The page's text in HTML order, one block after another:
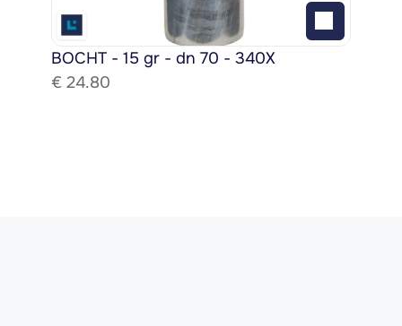
BOCHT - 15 gr - dn 70 - 340X
€ 24.80